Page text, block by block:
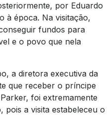
por Eduardo
à época. Na visitação,
fundos para
e o povo que nela
a diretora executiva da
que receber o príncipe
foi extremamente
pois a visita estabeleceu o